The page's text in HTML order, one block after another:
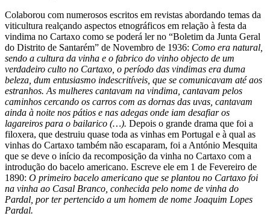
Colaborou com numerosos escritos em revistas abordando temas da
viticultura realçando aspectos etnográficos em relação à festa da
vindima no Cartaxo como se poderá ler no “Boletim da Junta Geral
do Distrito de Santarém” de Novembro de 1936: Como era natural,
sendo a cultura da vinha e o fabrico do vinho objecto de um
verdadeiro culto no Cartaxo, o período das vindimas era duma
beleza, dum entusiasmo indescritíveis, que se comunicavam até aos
estranhos. As mulheres cantavam na vindima, cantavam pelos
caminhos cercando os carros com as dornas das uvas, cantavam
ainda à noite nos pátios e nas adegas onde iam desafiar os
lagareiros para o bailarico (…). Depois o grande drama que foi a
filoxera, que destruiu quase toda as vinhas em Portugal e à qual as
vinhas do Cartaxo também não escaparam, foi a António Mesquita
que se deve o início da recomposição da vinha no Cartaxo com a
introdução do bacelo americano. Escreve ele em 1 de Fevereiro de
1890: O primeiro bacelo americano que se plantou no Cartaxo foi
na vinha ao Casal Branco, conhecida pelo nome de vinha do
Pardal, por ter pertencido a um homem de nome Joaquim Lopes
Pardal.